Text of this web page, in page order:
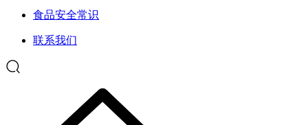
食品安全常识
联系我们